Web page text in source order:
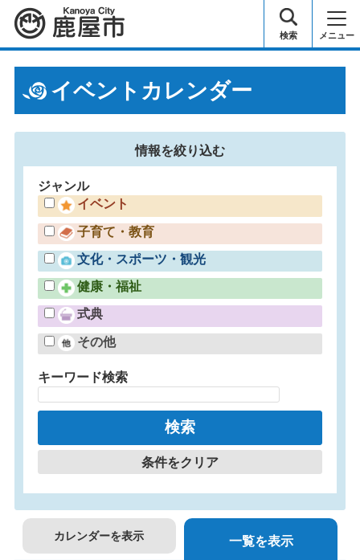
鹿屋市 検索 メニュー
イベントカレンダー
情報を絞り込む
ジャンル
イベント
子育て・教育
文化・スポーツ・観光
健康・福祉
式典
その他
キーワード検索
条件をクリア
カレンダーを表示 一覧を表示